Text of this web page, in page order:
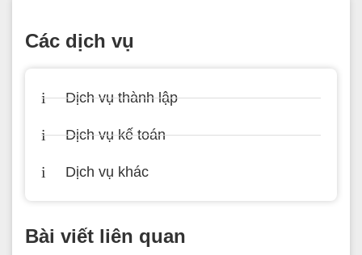
Các dịch vụ
Dịch vụ thành lập
Dịch vụ kế toán
Dịch vụ khác
Bài viết liên quan